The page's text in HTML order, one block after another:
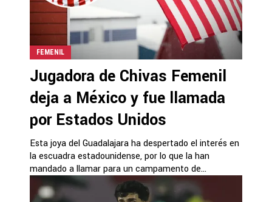
FEMENIL
Jugadora de Chivas Femenil
deja a México y fue llamada
por Estados Unidos
Esta joya del Guadalajara ha despertado el interés en
la escuadra estadounidense, por lo que la han
mandado a llamar para un campamento de...